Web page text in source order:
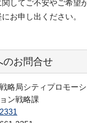
してご不安やご希望
お申し出ください。
のお問合せ
略局シティプロモー
ン戦略課